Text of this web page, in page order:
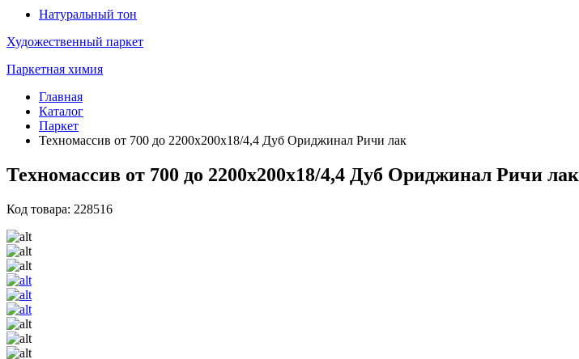
Натуральный тон
Художественный паркет
Паркетная химия
Главная
Каталог
Паркет
Техномассив от 700 до 2200х200х18/4,4 Дуб Ориджинал Ричи лак
Техномассив от 700 до 2200х200х18/4,4 Дуб Ориджинал Ричи лак
Код товара: 228516